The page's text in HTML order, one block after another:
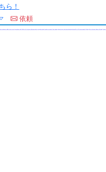
ら！
依頼